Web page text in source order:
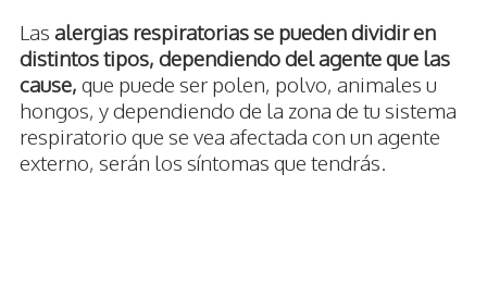
Las alergias respiratorias se pueden dividir en
distintos tipos, dependiendo del agente que las
cause, que puede ser polen, polvo, animales u
hongos, y dependiendo de la zona de tu sistema
respiratorio que se vea afectada con un agente
externo, serán los síntomas que tendrás.